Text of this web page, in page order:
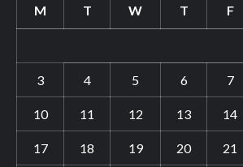
M T W T F
3 4 5 6 7
10 11 12 13 14
17 18 19 20 21